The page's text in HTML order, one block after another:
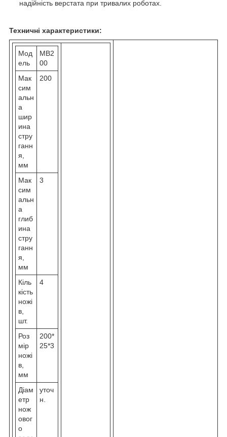
надійність верстата при тривалих роботах.
Техничні характеристики:
Мод
ель
МВ2
00
Мак
сим
альн
а
шир
ина
стру
ганн
я,
мм
200
Мак
сим
альн
а
глиб
ина
стру
ганн
я,
мм
3
Кіль
кість
ножі
в,
шт.
4
Роз
мір
ножі
в,
мм
200*
25*3
Діам
етр
нож
овог
о
уточ
н.